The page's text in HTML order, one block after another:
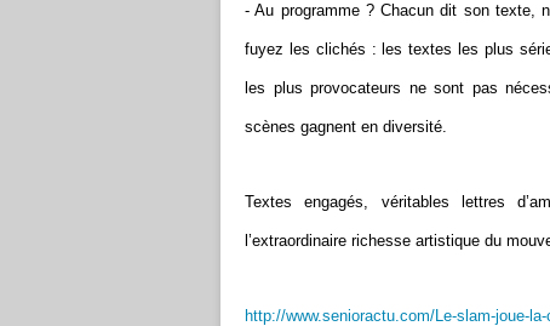
- Au programme ? Chacun dit son texte,
fuyez les clichés : les textes les plus
les plus provocateurs ne sont pas
scènes gagnent en diversité.
Textes engagés, véritables lettres
l’extraordinaire richesse artistique du
http://www.senioractu.com/Le-slam-joue-